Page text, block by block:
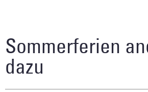
Sommerferien
dazu